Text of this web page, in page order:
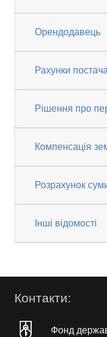
Орендодавець
Рахунки
Рішення про
Компенсація
Розрахунок
Інші відомості
Контакти:
Фонд